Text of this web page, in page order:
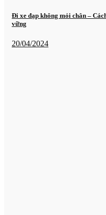
Đi xe đạp không mỏi chân –
vững
20/04/2024